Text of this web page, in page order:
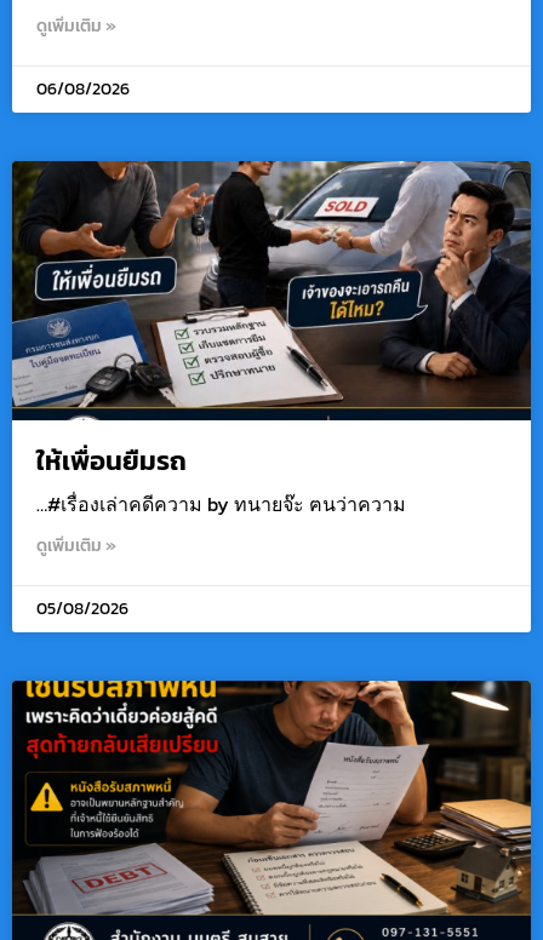
ดูเพิ่มเติม »
06/08/2026
ให้เพื่อนยืมรถ
…#เรื่องเล่าคดีความ by ทนายจ๊ะ ฅนว่าความ
ดูเพิ่มเติม »
05/08/2026